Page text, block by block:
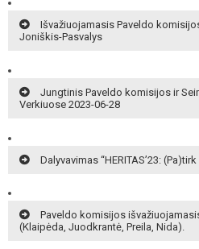
Išvažiuojamasis Paveldo
Joniškis-Pasvalys
Jungtinis Paveldo komisijos ir
Verkiuose 2023-06-28
Dalyvavimas “HERITAS’23:
Paveldo komisijos
(Klaipėda, Juodkrantė, Preila, Nida).